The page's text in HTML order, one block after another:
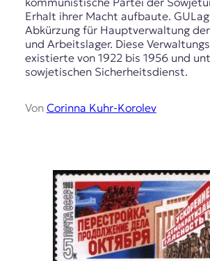
Erhalt ihrer Macht aufbaute.
Abkürzung für Hauptverwaltung
und Arbeitslager. Diese
existierte von 1922 bis 1956 und
sowjetischen Sicherheitsdienst.
Von Corinna Kuhr-Korolev